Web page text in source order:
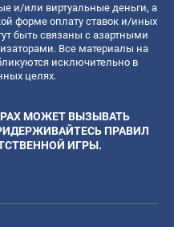
и/или виртуальные деньги, а
форме оплату ставок и/иных
быть связаны с азартными
Все материалы на
исключительно в
целях.
МОЖЕТ ВЫЗЫВАТЬ
ПРАВИЛ
ИГРЫ.